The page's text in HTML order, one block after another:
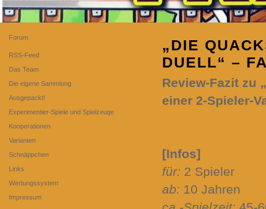
„DIE
DUELL“ –
Review-Fazit zu
einer 2-Spieler-
[Infos]
für: 2 Spieler
ab: 10 Jahren
Forum
RSS-Feed
Das Team
Die eigene Sammlung
Ausgepackt!
Experimentier-Spiele und Spielzeuge
Kooperationen
Varianten
Schnäppchen
Links
Wertungssystem
Impressum